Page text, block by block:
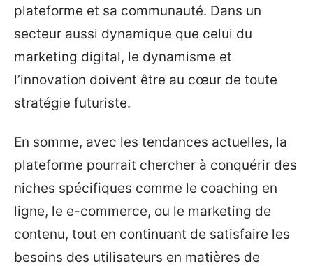
plateforme et sa communauté. Dans un
secteur aussi dynamique que celui du
marketing digital, le dynamisme et
l’innovation doivent être au cœur de toute
stratégie futuriste.
En somme, avec les tendances actuelles, la
plateforme pourrait chercher à conquérir des
niches spécifiques comme le coaching en
ligne, le e-commerce, ou le marketing de
contenu, tout en continuant de satisfaire les
besoins des utilisateurs en matières de